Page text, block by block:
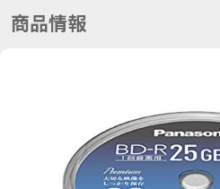
商品情報